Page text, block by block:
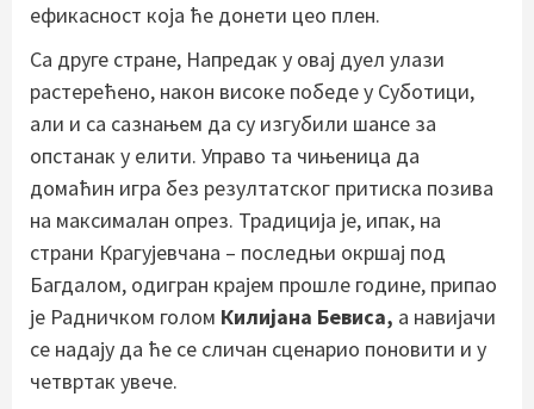
ефикасност која ће донети цео плен.
Са друге стране, Напредак у овај дуел улази
растерећено, након високе победе у Суботици,
али и са сазнањем да су изгубили шансе за
опстанак у елити. Управо та чињеница да
домаћин игра без резултатског притиска позива
на максималан опрез. Традиција је, ипак, на
страни Крагујевчана – последњи окршај под
Багдалом, одигран крајем прошле године, припао
је Радничком голом Килијана Бевиса, а навијачи
се надају да ће се сличан сценарио поновити и у
четвртак увече.